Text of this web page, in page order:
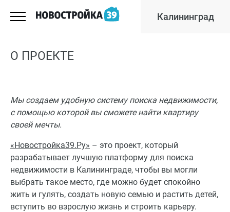
Калининград
О ПРОЕКТЕ
Мы создаем удобную систему поиска недвижимости,
с помощью которой вы сможете найти квартиру
своей мечты.
«Новостройка39.Ру» – это проект, который
разрабатывает лучшую платформу для поиска
недвижимости в Калининграде, чтобы вы могли
выбрать такое место, где можно будет спокойно
жить и гулять, создать новую семью и растить детей,
вступить во взрослую жизнь и строить карьеру.